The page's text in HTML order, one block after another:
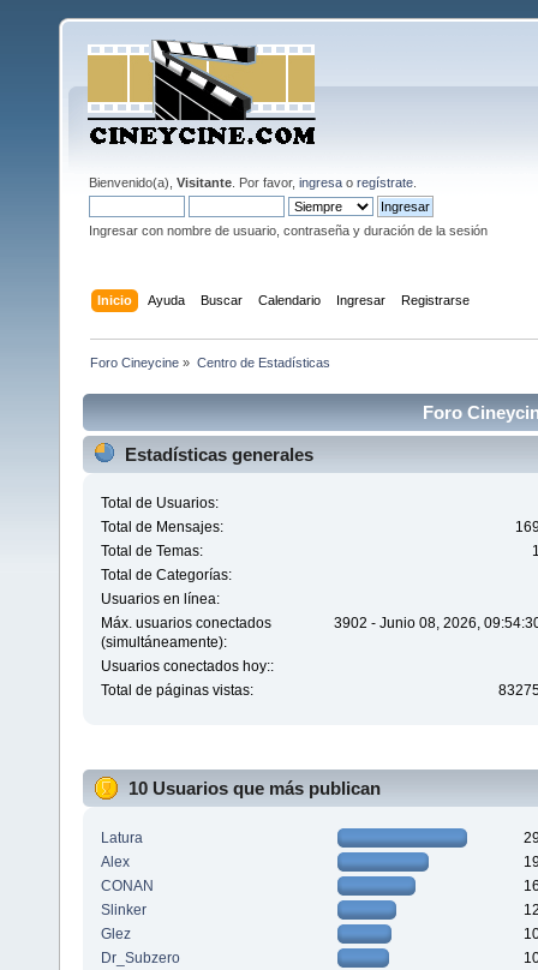
Bienvenido(a), Visitante . Por favor, ingresa o regístrate
Ingresar con nombre de usuario, contraseña y duración de la sesión
Inicio Ayuda Buscar Calendario Ingresar Registrarse
Foro Cineycine » Centro de Estadísticas
Foro
Estadísticas generales
Total de Usuarios:
Total de Mensajes:
Total de Temas:
Total de Categorías:
Usuarios en línea:
Máx. usuarios conectados
(simultáneamente):
3902 - Junio 08, 2026,
Usuarios conectados hoy::
Total de páginas vistas:
10 Usuarios que más publican
Latura
Alex
CONAN
Slinker
Glez
Dr_Subzero